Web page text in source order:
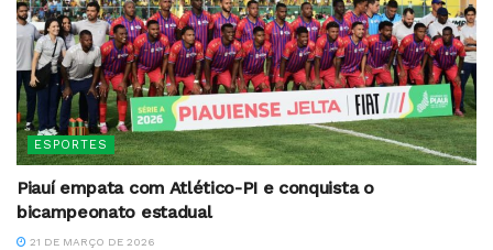
ESPORTES
Piauí empata com Atlético-PI e conquista o
bicampeonato estadual
21 DE MARÇO DE 2026